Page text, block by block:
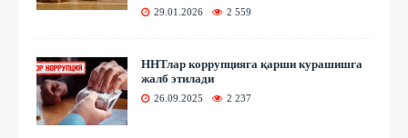
29.01.2026 2 559
ННТлар коррупцияга қарши курашишга
жалб этилади
26.09.2025 2 237